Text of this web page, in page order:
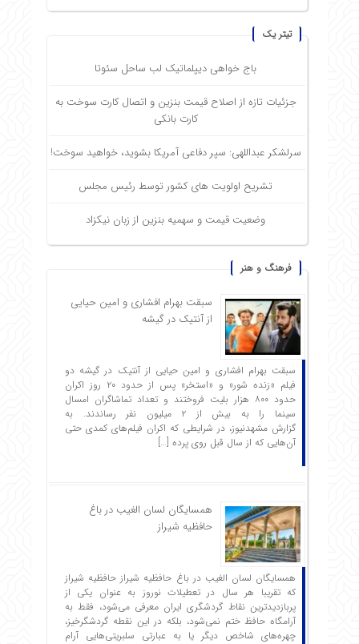
تیتر یک
باج خواهی دیپلماتیک لب ساحل سئوتا
جزئیات تازه از اصلاح قیمت بنزین و اتصال کارت سوخت به
کارت بانکی
سرلشکر عبداللهی: سپر دفاعی آمریکا بشوید، خواهید سوخت!
تشریح اولویت های کشور توسط رئیس مجلس
وضعیت قیمت و سهمیه بنزین از زبان نیکزاد
فرهنگ و هنر
سبقت بهرام افشاری و امین حیایی
از آنتیک در گیشه
سبقت بهرام افشاری و امین حیایی از آنتیک در گیشه دو
فیلم «زنده شور» و «استخر» پس از حدود ۲۰ روز اکران
حدود ۸۰۰ هزار بلیت فروختند و تعداد تماشاگران امسال
سینما را به بیش از ۲ میلیون نفر رساندند. به
گزارش مشهدنیوز، در شرایطی که اکران فیلم‌های کمدی حتی
آن‌هایی که از سال قبل روی پرده […]
همسایگان لسان الغیب در باغ
حافظیه شیراز
همسایگان لسان الغیب در باغ حافظیه شیراز حافظیه‌ شیراز
که تقریبا هر سال در تعطیلات نوروز به عنوان یکی از
پربازدیدترین نقاط گردشگری ایران معرفی می‌شود، فقط به
آرامگاه حافظ ختم نمی‌شود، بلکه در این نقطه گردشگرخیز،
چهره‌های شاخص دیگر یا به عبارتی سلبریتی‌هایی آرام